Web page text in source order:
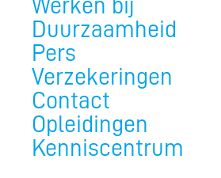
Werken bij
Duurzaamheid
Pers
Verzekeringen
Contact
Opleidingen
Kenniscentrum